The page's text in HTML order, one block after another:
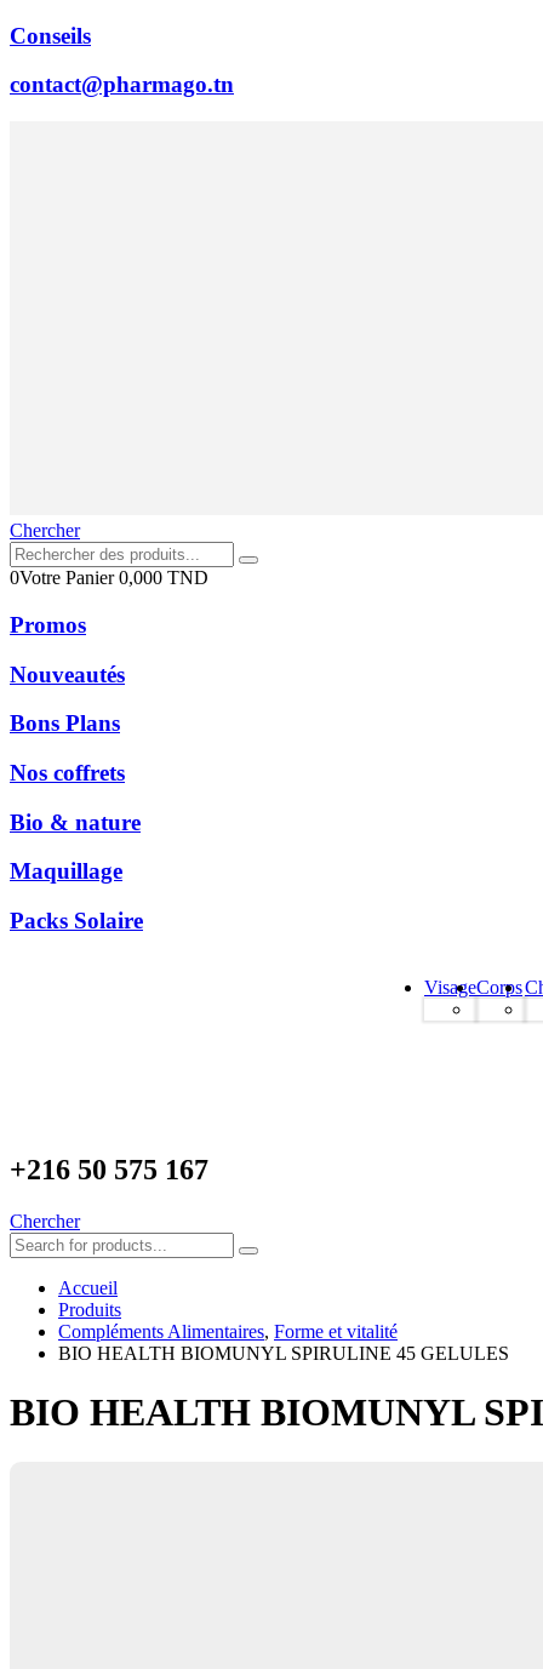
Conseils
contact@pharmago.tn
Chercher
0Votre Panier0,000 TND
Promos
Nouveautés
Bons Plans
Nos coffrets
Bio & nature
Maquillage
Packs Solaire
VisageCorps
+216 50 575 167
Chercher
Accueil
Produits
Compléments Alimentaires, Forme et vitalité
BIO HEALTH BIOMUNYL SPIRULINE 45 GELULES
BIO HEALTH BIOMUNYL